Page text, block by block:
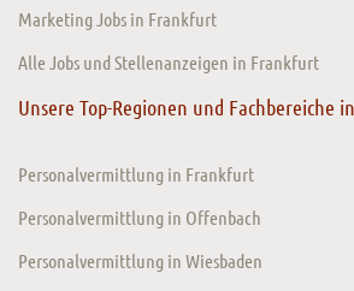
Marketing Jobs in Frankfurt
Alle Jobs und Stellenanzeigen in Frankfurt
Unsere Top-Regionen und Fachbereiche
Personalvermittlung in Frankfurt
Personalvermittlung in Offenbach
Personalvermittlung in Wiesbaden